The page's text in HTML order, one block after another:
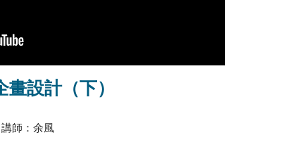
畫設計（下）
講師：余風